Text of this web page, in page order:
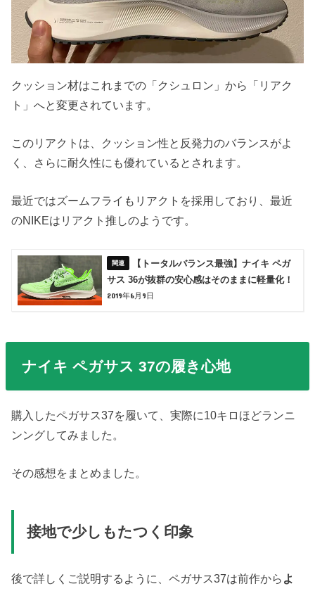
クッション材はこれまでの「クシュロン」から「リアク
ト」へと変更されています。
このリアクトは、クッション性と反発力のバランスがよ
く、さらに耐久性にも優れているとされます。
最近ではズームフライもリアクトを採用しており、最近
のNIKEはリアクト推しのようです。
【トータルバランス最強】ナイキ ペガ
サス 36が抜群の安心感はそのままに軽量化！
2019年6月9日
ナイキ ペガサス 37の履き心地
購入したペガサス37を履いて、実際に10キロほどランニ
ンングしてみました。
その感想をまとめました。
接地で少しもたつく印象
後で詳しくご説明するように、ペガサス37は前作から よ